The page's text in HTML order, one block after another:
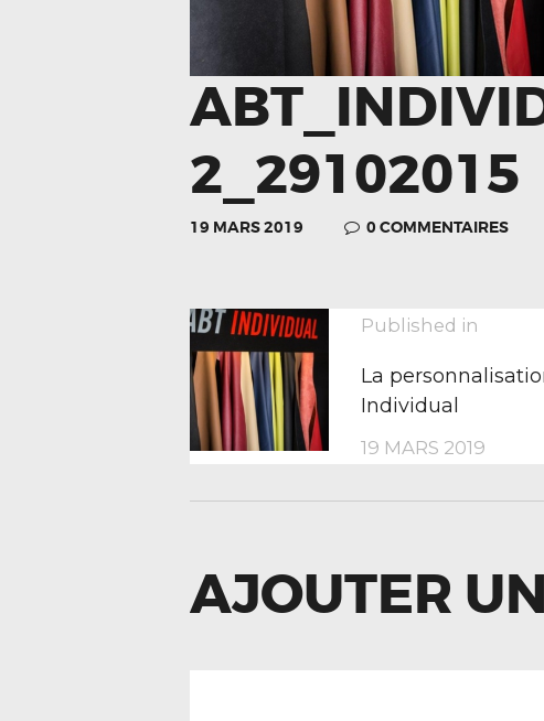
2_29102015
19 MARS 2019 0 COMMENTAIRES
DE
Published in
La
Individual
19 MARS 2019
AJOUTER